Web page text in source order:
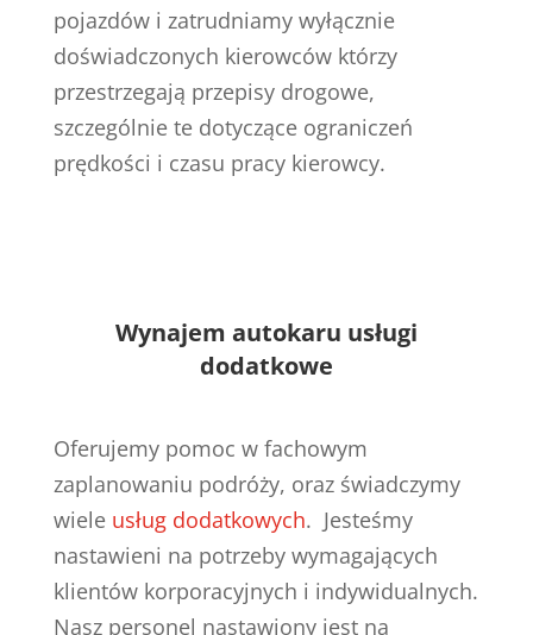
pojazdów i zatrudniamy wyłącznie
doświadczonych kierowców którzy
przestrzegają przepisy drogowe,
szczególnie te dotyczące ograniczeń
prędkości i czasu pracy kierowcy.
Wynajem autokaru usługi
dodatkowe
Oferujemy pomoc w fachowym
zaplanowaniu podróży, oraz świadczymy
wiele usług dodatkowych. Jesteśmy
nastawieni na potrzeby wymagających
klientów korporacyjnych i indywidualnych.
Nasz personel nastawiony jest na